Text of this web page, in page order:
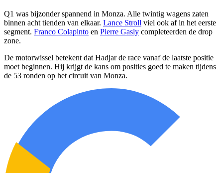
Q1 was bijzonder spannend in Monza. Alle twintig wagens zaten
binnen acht tienden van elkaar. Lance Stroll viel ook af in het eerste
segment. Franco Colapinto en Pierre Gasly completeerden de drop
zone.
De motorwissel betekent dat Hadjar de race vanaf de laatste positie
moet beginnen. Hij krijgt de kans om posities goed te maken tijdens
de 53 ronden op het circuit van Monza.